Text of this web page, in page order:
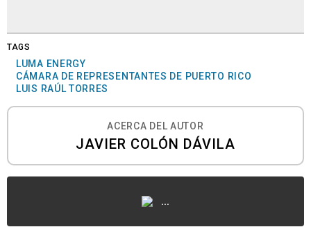
TAGS
LUMA ENERGY
CÁMARA DE REPRESENTANTES DE PUERTO RICO
LUIS RAÚL TORRES
ACERCA DEL AUTOR
JAVIER COLÓN DÁVILA
...